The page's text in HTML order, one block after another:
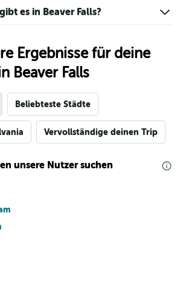
es in Beaver Falls?
Ergebnisse für deine
Beaver Falls
Beliebteste Städte
Vervollständige deinen Trip
unsere Nutzer suchen